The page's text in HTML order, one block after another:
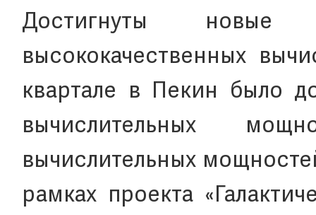
Достигнуты
высококачественных
квартале в Пекин было
вычислительных
вычислительных
рамках проекта